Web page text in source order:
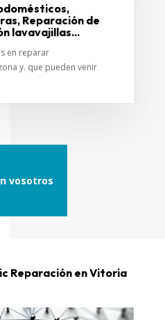
Reparación de
lavavajillas...
en reparar
y. que pueden venir
vosotros
Reparación en Vitoria